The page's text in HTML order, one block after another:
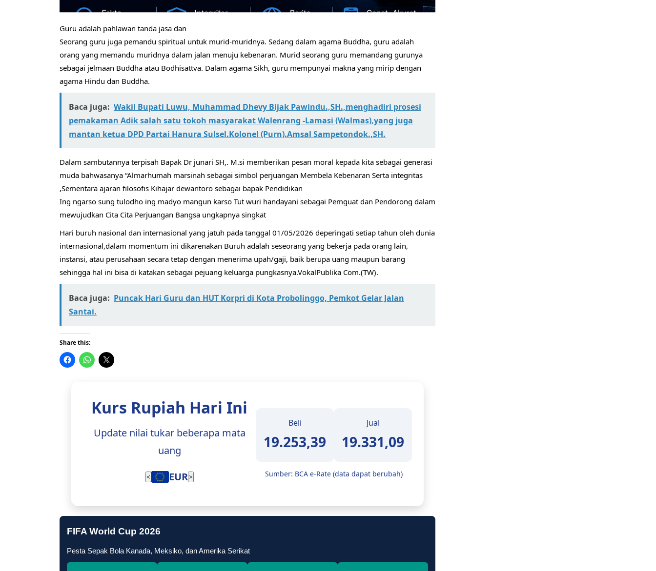
Guru adalah pahlawan tanda jasa dan
Seorang guru juga pemandu spiritual untuk murid-muridnya. Sedang dalam agama Buddha, guru adalah
orang yang memandu muridnya dalam jalan menuju kebenaran. Murid seorang guru memandang gurunya
sebagai jelmaan Buddha atau Bodhisattva. Dalam agama Sikh, guru mempunyai makna yang mirip dengan
agama Hindu dan Buddha.
Baca juga: Wakil Bupati Luwu, Muhammad Dhevy Bijak Pawindu.,SH.,menghadiri prosesi
pemakaman Adik salah satu tokoh masyarakat Walenrang -Lamasi (Walmas),yang juga
mantan ketua DPD Partai Hanura Sulsel.Kolonel (Purn).Amsal Sampetondok.,SH.
Dalam sambutannya terpisah Bapak Dr junari SH,. M.si memberikan pesan moral kepada kita sebagai generasi
muda bahwasanya “Almarhumah marsinah sebagai simbol perjuangan Membela Kebenaran Serta integritas
,Sementara ajaran filosofis Kihajar dewantoro sebagai bapak Pendidikan
Ing ngarso sung tulodho ing madyo mangun karso Tut wuri handayani sebagai Pemguat dan Pendorong dalam
mewujudkan Cita Cita Perjuangan Bangsa ungkapnya singkat
Hari buruh nasional dan internasional yang jatuh pada tanggal 01/05/2026 deperingati setiap tahun oleh dunia
internasional,dalam momentum ini dikarenakan Buruh adalah seseorang yang bekerja pada orang lain,
instansi, atau perusahaan secara tetap dengan menerima upah/gaji, baik berupa uang maupun barang
sehingga hal ini bisa di katakan sebagai pejuang keluarga pungkasnya.VokalPublika Com.(TW).
Baca juga: Puncak Hari Guru dan HUT Korpri di Kota Probolinggo, Pemkot Gelar Jalan
Santai.
Share this:
Kurs Rupiah Hari Ini
Update nilai tukar beberapa mata
uang
< EUR>
Beli
19.253,39
Jual
19.331,09
Sumber: BCA e-Rate (data dapat berubah)
FIFA World Cup 2026
Pesta Sepak Bola Kanada, Meksiko, dan Amerika Serikat